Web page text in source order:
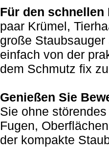
Für den
paar Krümel,
große
einfach von der
dem Schmutz fix
Genießen Sie
Sie ohne
Fugen,
der kompakte